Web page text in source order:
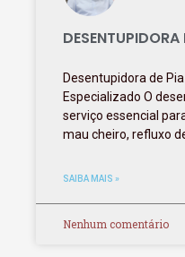
DESENTUPIDORA
Desentupidora de
Especializado O
serviço essencial
mau cheiro, refluxo
SAIBA MAIS »
Nenhum comentário